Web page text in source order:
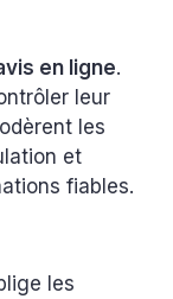
en ligne.
leur
les
et
fiables.
les